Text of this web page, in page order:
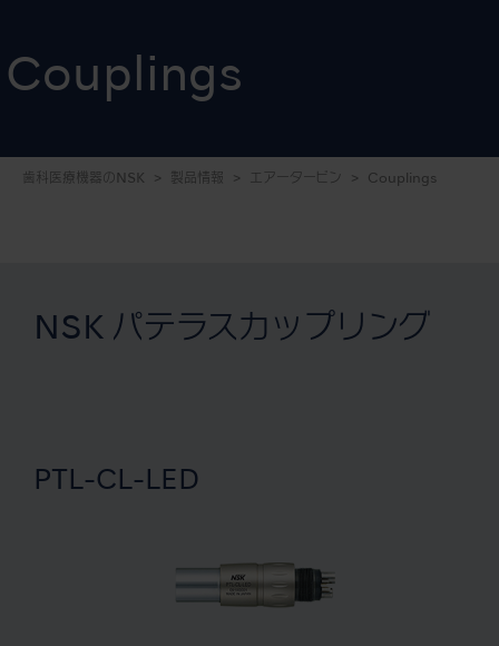
Couplings
歯科医療機器のNSK 製品情報 エアータービン Couplings
NSK パテラスカップリング
PTL-CL-LED